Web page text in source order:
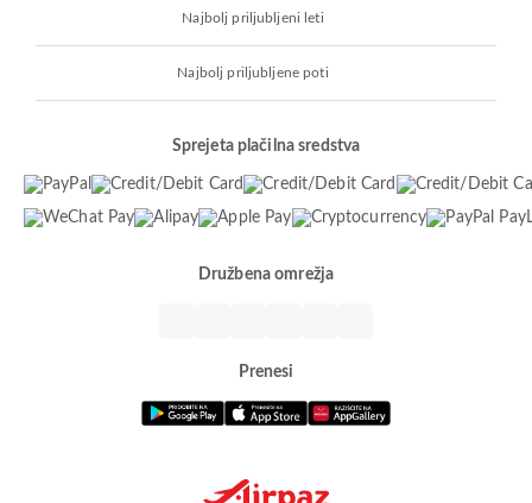
Najbolj priljubljeni leti
Najbolj priljubljene poti
Sprejeta plačilna sredstva
Družbena omrežja
Prenesi